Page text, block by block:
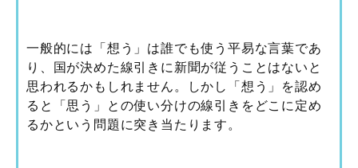
一般的には「想う」は誰でも使う平易な言葉であ
り、国が決めた線引きに新聞が従うことはないと
思われるかもしれません。しかし「想う」を認め
ると「思う」との使い分けの線引きをどこに定め
るかという問題に突き当たります。